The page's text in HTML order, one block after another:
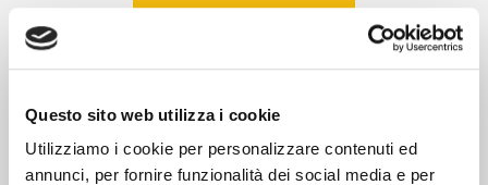
Questo sito web utilizza i cookie
Utilizziamo i cookie per personalizzare contenuti ed
annunci, per fornire funzionalità dei social media e per